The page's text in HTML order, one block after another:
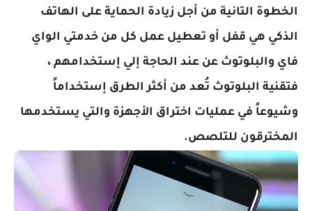
الخطوة التانية من أجل زيادة الحماية على الهاتف
الذكي هي قفل أو تعطيل عمل كل من خدمتي الواي
فاي والبلوتوث عن عند الحاجة إلي إستخدامهم ،
فتقنية البلوتوث تُعد من أكثر الطرق إستخداماً
وشيوعاً في عمليات اختراق الأجهزة والتي يستخدمها
المخترقون للتلصص.